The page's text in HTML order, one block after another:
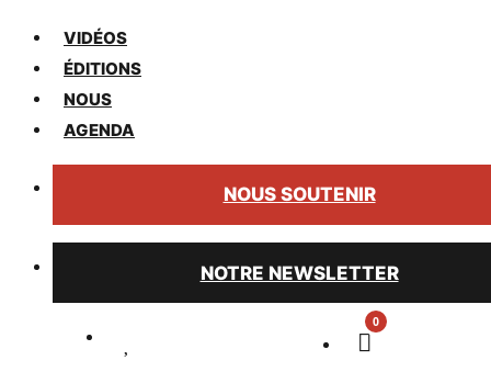
VIDÉOS
ÉDITIONS
NOUS
AGENDA
NOUS SOUTENIR
NOTRE NEWSLETTER
0